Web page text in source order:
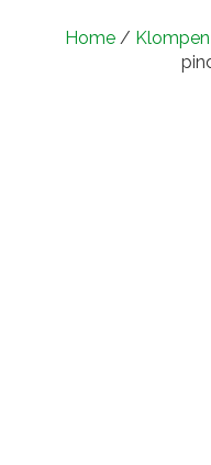
Home /